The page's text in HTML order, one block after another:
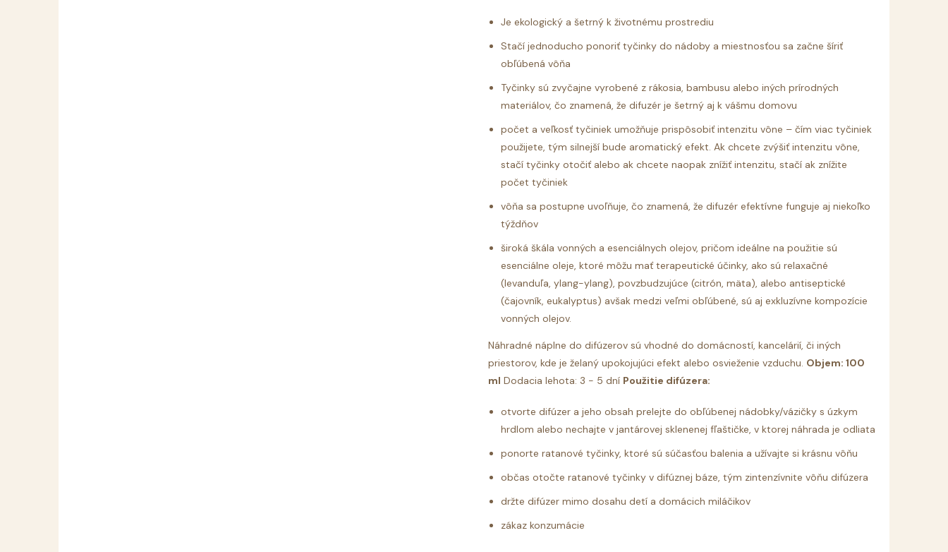
Je ekologický a šetrný k životnému prostrediu
Stačí jednoducho ponoriť tyčinky do nádoby a miestnosťou sa začne šíriť
obľúbená vôňa
Tyčinky sú zvyčajne vyrobené z rákosia, bambusu alebo iných prírodných
materiálov, čo znamená, že difuzér je šetrný aj k vášmu domovu
počet a veľkosť tyčiniek umožňuje prispôsobiť intenzitu vône – čím viac tyčiniek
použijete, tým silnejší bude aromatický efekt. Ak chcete zvýšiť intenzitu vône,
stačí tyčinky otočiť alebo ak chcete naopak znížiť intenzitu, stačí ak znížite
počet tyčiniek
vôňa sa postupne uvoľňuje, čo znamená, že difuzér efektívne funguje aj niekoľko
týždňov
široká škála vonných a esenciálnych olejov, pričom ideálne na použitie sú
esenciálne oleje, ktoré môžu mať terapeutické účinky, ako sú relaxačné
(levanduľa, ylang-ylang), povzbudzujúce (citrón, mäta), alebo antiseptické
(čajovník, eukalyptus) avšak medzi veľmi obľúbené, sú aj exkluzívne kompozície
vonných olejov.
Náhradné náplne do difúzerov sú vhodné do domácností, kancelárií, či iných
priestorov, kde je želaný upokojujúci efekt alebo osvieženie vzduchu. Objem: 100
ml Dodacia lehota: 3 - 5 dní Použitie difúzera:
otvorte difúzer a jeho obsah prelejte do obľúbenej nádobky/vázičky s úzkym
hrdlom alebo nechajte v jantárovej sklenenej fľaštičke, v ktorej náhrada je odliata
ponorte ratanové tyčinky, ktoré sú súčasťou balenia a užívajte si krásnu vôňu
občas otočte ratanové tyčinky v difúznej báze, tým zintenzívnite vôňu difúzera
držte difúzer mimo dosahu detí a domácich miláčikov
zákaz konzumácie